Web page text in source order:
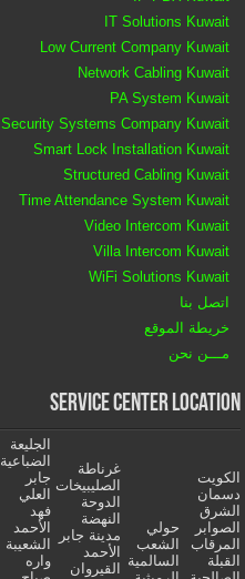
IT Solutions Kuwait
Low Current Company Kuwait
Network Cabling Kuwait
PA System Kuwait
Security Systems Company Kuwait
Smart Lock Installation Kuwait
Structured Cabling Kuwait
Time Attendance System Kuwait
Video Intercom Kuwait
Villa Intercom Kuwait
WiFi Solutions Kuwait
اتصل بنا
خريطة الموقع
مـــن نحن
Service Center Location
الكويت
دسمان
الشرق
الصوابر
المرقاب
القبلة
حولي
الشعب
السالمية
غرناطة
الصليبيخات
الدوحة
النهضة
مدينة جابر
الأحمد
القيروان
الجليعة
الضباعية
جابر
العلي
فهد
الأحمد
الشعيبة
واره